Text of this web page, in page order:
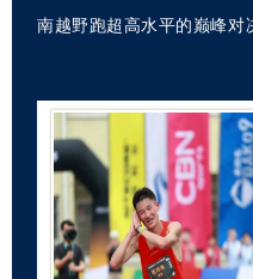
南越野跑超高水平的巅峰对